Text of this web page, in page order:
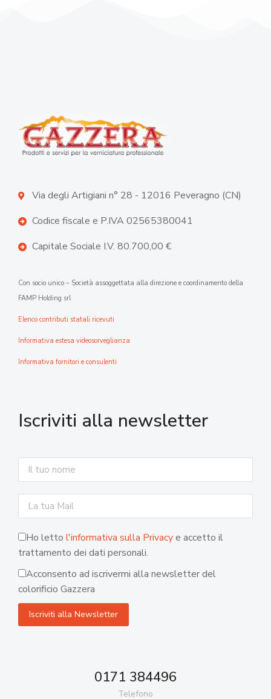
Via degli Artigiani n° 28 - 12016 Peveragno (CN)
Codice fiscale e P.IVA 02565380041
Capitale Sociale I.V. 80.700,00 €
Con socio unico – Società assoggettata alla direzione e coordinamento della
FAMP Holding srl
Elenco contributi statali ricevuti
Informativa estesa videosorveglianza
Informativa fornitori e consulenti
Iscriviti alla newsletter
Ho letto l'informativa sulla Privacye accetto il
trattamento dei dati personali.
Acconsento ad iscrivermi alla newsletter del
colorificio Gazzera
0171 384496
Telefono